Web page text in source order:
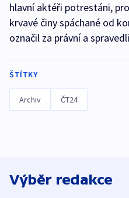
hlavní aktéři potrestáni,
krvavé činy spáchané od
označil za právní a
ŠTÍTKY
Archiv ČT24
Výběr redakce